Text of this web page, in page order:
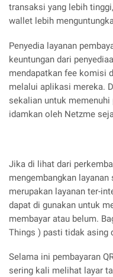
transaksi yang lebih
wallet lebih
Penyedia layanan
keuntungan dari
mendapatkan fee komisi
melalui aplikasi mereka.
sekalian untuk memenuhi
idamkan oleh Netzme
Jika di lihat dari
mengembangkan
merupakan layanan ter-
dapat di gunakan untuk
membayar atau belum.
Things ) pasti tidak asing
Selama ini pembayaran
sering kali melihat layar